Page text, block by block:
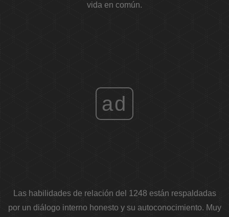
vida en común.
ad
Las habilidades de relación del 1248 están respaldadas
por un diálogo interno honesto y su autoconocimiento. Muy